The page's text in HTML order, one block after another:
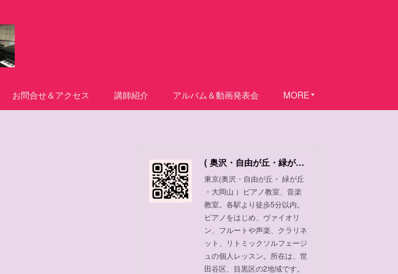
お問合せ＆アクセス 講師紹介 アルバム＆動画発表会 MORE
( 奥沢・自由が丘・緑が丘 ・大岡山 ) ピアノ教室、音楽教室
東京(奥沢・自由が丘・ 緑が丘
・大岡山 ）ピアノ教室、音楽
教室。各駅より徒歩5分以内。
ピアノをはじめ、ヴァイオリ
ン、フルートや声楽、クラリネ
ット、リトミックソルフェージ
ュの個人レッスン。所在は、世
田谷区、目黒区の2地域です。